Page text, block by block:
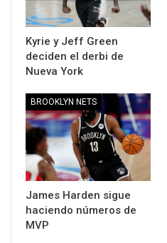
Kyrie y Jeff Green
deciden el derbi de
Nueva York
BROOKLYN NETS
James Harden sigue
haciendo números de
MVP